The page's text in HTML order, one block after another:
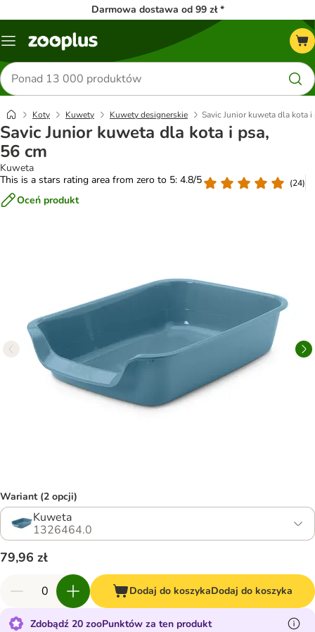
Darmowa dostawa od 99 zł *
Menu
Szukaj
produktów
Koty Kuwety Kuwety designerskie Savic Junior kuweta dla kota i
Savic Junior kuweta dla kota i psa,
56 cm
Kuweta
This is a stars rating area from zero to 5: 4.8/5
(24)
Oceń produkt
Wariant (2 opcji)
Kuweta
1326464.0
79,96 zł
Dodaj do koszykaDodaj do koszyka
Zdobądź 20 zooPunktów za ten produkt